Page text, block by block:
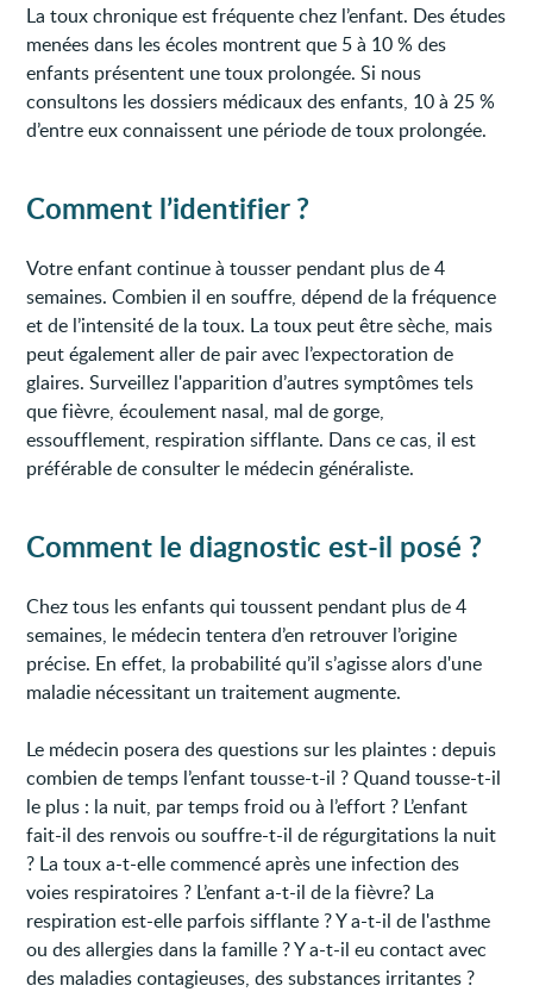
La toux chronique est fréquente chez l’enfant. Des études
menées dans les écoles montrent que 5 à 10 % des
enfants présentent une toux prolongée. Si nous
consultons les dossiers médicaux des enfants, 10 à 25 %
d’entre eux connaissent une période de toux prolongée.
Comment l’identifier ?
Votre enfant continue à tousser pendant plus de 4
semaines. Combien il en souffre, dépend de la fréquence
et de l’intensité de la toux. La toux peut être sèche, mais
peut également aller de pair avec l’expectoration de
glaires. Surveillez l'apparition d’autres symptômes tels
que fièvre, écoulement nasal, mal de gorge,
essoufflement, respiration sifflante. Dans ce cas, il est
préférable de consulter le médecin généraliste.
Comment le diagnostic est-il posé ?
Chez tous les enfants qui toussent pendant plus de 4
semaines, le médecin tentera d’en retrouver l’origine
précise. En effet, la probabilité qu’il s’agisse alors d'une
maladie nécessitant un traitement augmente.
Le médecin posera des questions sur les plaintes : depuis
combien de temps l’enfant tousse-t-il ? Quand tousse-t-il
le plus : la nuit, par temps froid ou à l’effort ? L’enfant
fait-il des renvois ou souffre-t-il de régurgitations la nuit
? La toux a-t-elle commencé après une infection des
voies respiratoires ? L’enfant a-t-il de la fièvre? La
respiration est-elle parfois sifflante ? Y a-t-il de l'asthme
ou des allergies dans la famille ? Y a-t-il eu contact avec
des maladies contagieuses, des substances irritantes ?